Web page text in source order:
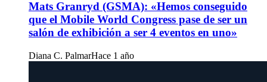
Mats Granryd (GSMA): «Hemos conseguido
que el Mobile World Congress pase de ser un
salón de exhibición a ser 4 eventos en uno»
Diana C. PalmarHace 1 año